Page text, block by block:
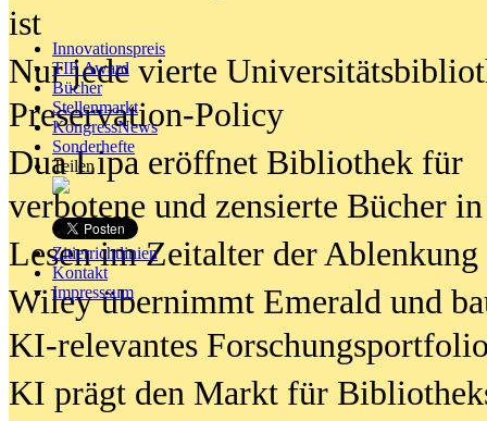
Innovationspreis
TIP Award
Bücher
Stellenmarkt
KongressNews
Sonderhefte
Teilen
Zitierrichtlinien
Kontakt
Impresssum
ist
Nur jede vierte
Preservation-Policy
Dua Lipa eröffnet Bibliothek für
verbotene und zensierte Bücher
Lesen im Zeitalter der Ablenkung
Wiley übernimmt Emerald und
KI-relevantes
KI prägt den Markt für